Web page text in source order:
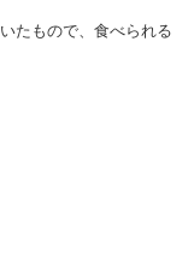
たもので、食べられる